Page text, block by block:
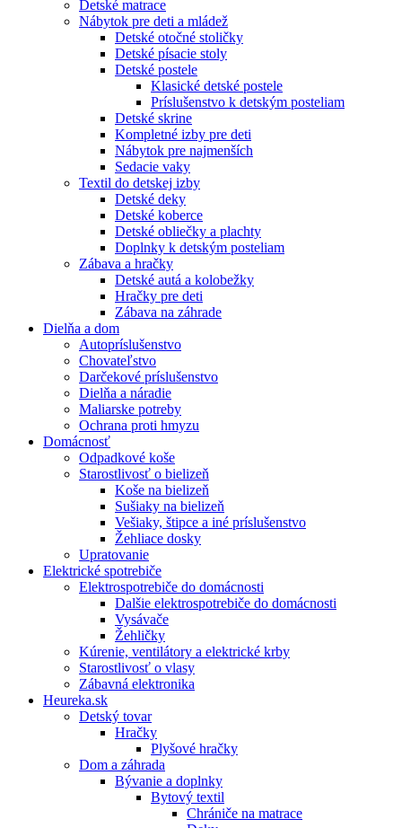
Detské matrace
Nábytok pre deti a mládež
Detské otočné stoličky
Detské písacie stoly
Detské postele
Klasické detské postele
Príslušenstvo k detským posteliam
Detské skrine
Kompletné izby pre deti
Nábytok pre najmenších
Sedacie vaky
Textil do detskej izby
Detské deky
Detské koberce
Detské obliečky a plachty
Doplnky k detským posteliam
Zábava a hračky
Detské autá a kolobežky
Hračky pre deti
Zábava na záhrade
Dielňa a dom
Autopríslušenstvo
Chovateľstvo
Darčekové príslušenstvo
Dielňa a náradie
Maliarske potreby
Ochrana proti hmyzu
Domácnosť
Odpadkové koše
Starostlivosť o bielizeň
Koše na bielizeň
Sušiaky na bielizeň
Vešiaky, štipce a iné príslušenstvo
Žehliace dosky
Upratovanie
Elektrické spotrebiče
Elektrospotrebiče do domácnosti
Dalšie elektrospotrebiče do domácnosti
Vysávače
Žehličky
Kúrenie, ventilátory a elektrické krby
Starostlivosť o vlasy
Zábavná elektronika
Heureka.sk
Detský tovar
Hračky
Plyšové hračky
Dom a záhrada
Bývanie a doplnky
Bytový textil
Chrániče na matrace